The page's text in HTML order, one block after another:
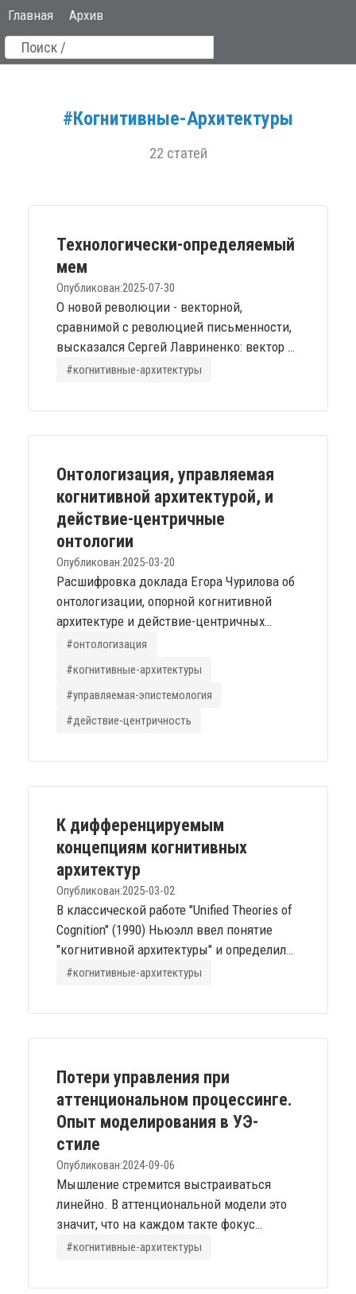
Главная Архив
#Когнитивные-Архитектуры
22 статей
Технологически-определяемый
мем
Опубликован:2025-07-30
О новой революции - векторной,
сравнимой с революцией письменности,
высказался Сергей Лавриненко: вектор —
это новое письмо, новый способ передачи
наблюдаю и благоговение к
каким-то образом попал в широкий
обиход, но обычный узус технически
ошибочен. Вектор или кортеж -...
#когнитивные-архитектуры
Онтологизация, управляемая
когнитивной архитектурой, и
действие-центричные
онтологии
Опубликован:2025-03-20
Расшифровка доклада Егора Чурилова об
онтологизации, опорной когнитивной
архитектуре и действие-центричных
онтологиях, с последующим обсуждением
на семинаре AGI-Russia.
#онтологизация
#когнитивные-архитектуры
#управляемая-эпистемология
#действие-центричность
К дифференцируемым
концепциям когнитивных
архитектур
Опубликован:2025-03-02
В классической работе "Unified Theories of
Cognition" (1990) Ньюэлл ввел понятие
"когнитивной архитектуры" и определил
её как "символьную систему" (symbol
популярной топикой исследований в
исключительно искусственные
архитектуры. Более поздние
переопределения понятия, которые мне
импонируют звучат так:...
#когнитивные-архитектуры
Потери управления при
аттенциональном процессинге.
Опыт моделирования в УЭ-
стиле
Опубликован:2024-09-06
Мышление стремится выстраиваться
линейно. В аттенциональной модели это
значит, что на каждом такте фокус
внимания требует локальной
этот фокус должны иметь достаточно
#когнитивные-архитектуры